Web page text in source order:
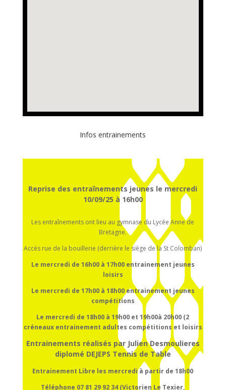
Infos entrainements
Reprise des entraînements jeunes le mercredi
10/09/25 à 16h00
Les entraînements ont lieu au gymnase du Lycée Anne de
Bretagne.
Accès rue de la bouillerie (derrière le siège de la St Colomban)
Le mercredi de 16h00 à 17h00 entrainement jeunes
loisirs
Le mercredi de 17h00 à 18h00entrainement jeunes
compétitions
Le mercredi de 18h00 à 19h00 et 19h00à 20h00 (2
créneaux entrainement adultes compétitions et loisirs
Entrainements réalisés par Julien Desmoulieres
diplomé DEJEPS Tennis de Table
Entrainement Libre les mercredi à partir de 18h00
Téléphone 07 81 29 92 34 (Victorien Le Texier,